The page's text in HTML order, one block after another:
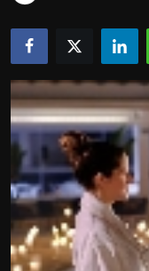
Kultur & Unterhaltung
Lifestyle &
Sport & Freizeit
Tech & IT-Security
Wirtschaft
Wissenschaft &